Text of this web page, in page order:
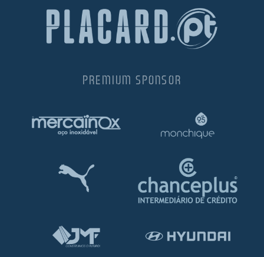
PREMIUM SPONSOR